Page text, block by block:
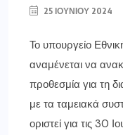
25 ΙΟΥΝΊΟΥ 2024
Το υπουργείο
αναμένεται να
προθεσμία για τη
με τα ταμειακά
οριστεί για τις 30